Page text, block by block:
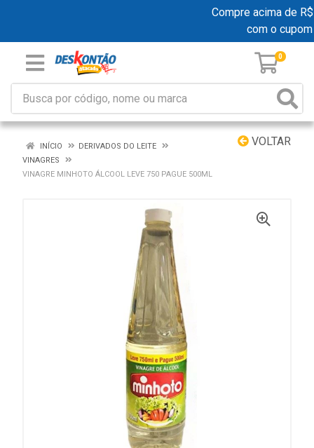
Compre acima de
com o cupom
0
VOLTAR
INÍCIO
DERIVADOS DO LEITE
VINAGRES
VINAGRE MINHOTO ÁLCOOL LEVE 750 PAGUE 500ML